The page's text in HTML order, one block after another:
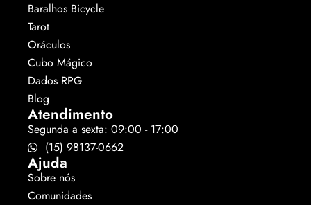
Baralhos Bicycle
Tarot
Oráculos
Cubo Mágico
Dados RPG
Blog
Atendimento
Segunda a sexta: 09:00 - 17:00
(15) 98137-0662
Ajuda
Sobre nós
Comunidades